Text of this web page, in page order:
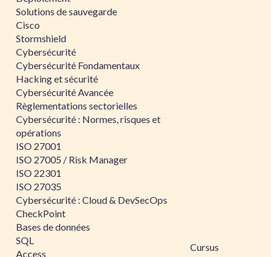
Solutions de sauvegarde
Cisco
Stormshield
Cybersécurité
Cybersécurité Fondamentaux
Hacking et sécurité
Cybersécurité Avancée
Règlementations sectorielles
Cybersécurité : Normes, risques et
opérations
ISO 27001
ISO 27005 / Risk Manager
ISO 22301
ISO 27035
Cybersécurité : Cloud & DevSecOps
CheckPoint
Bases de données
SQL
Access
Cursus